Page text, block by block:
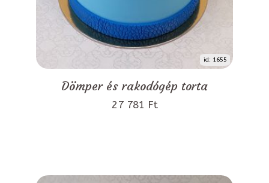
id: 1655
Dömper és rakodógép torta
27 781 Ft